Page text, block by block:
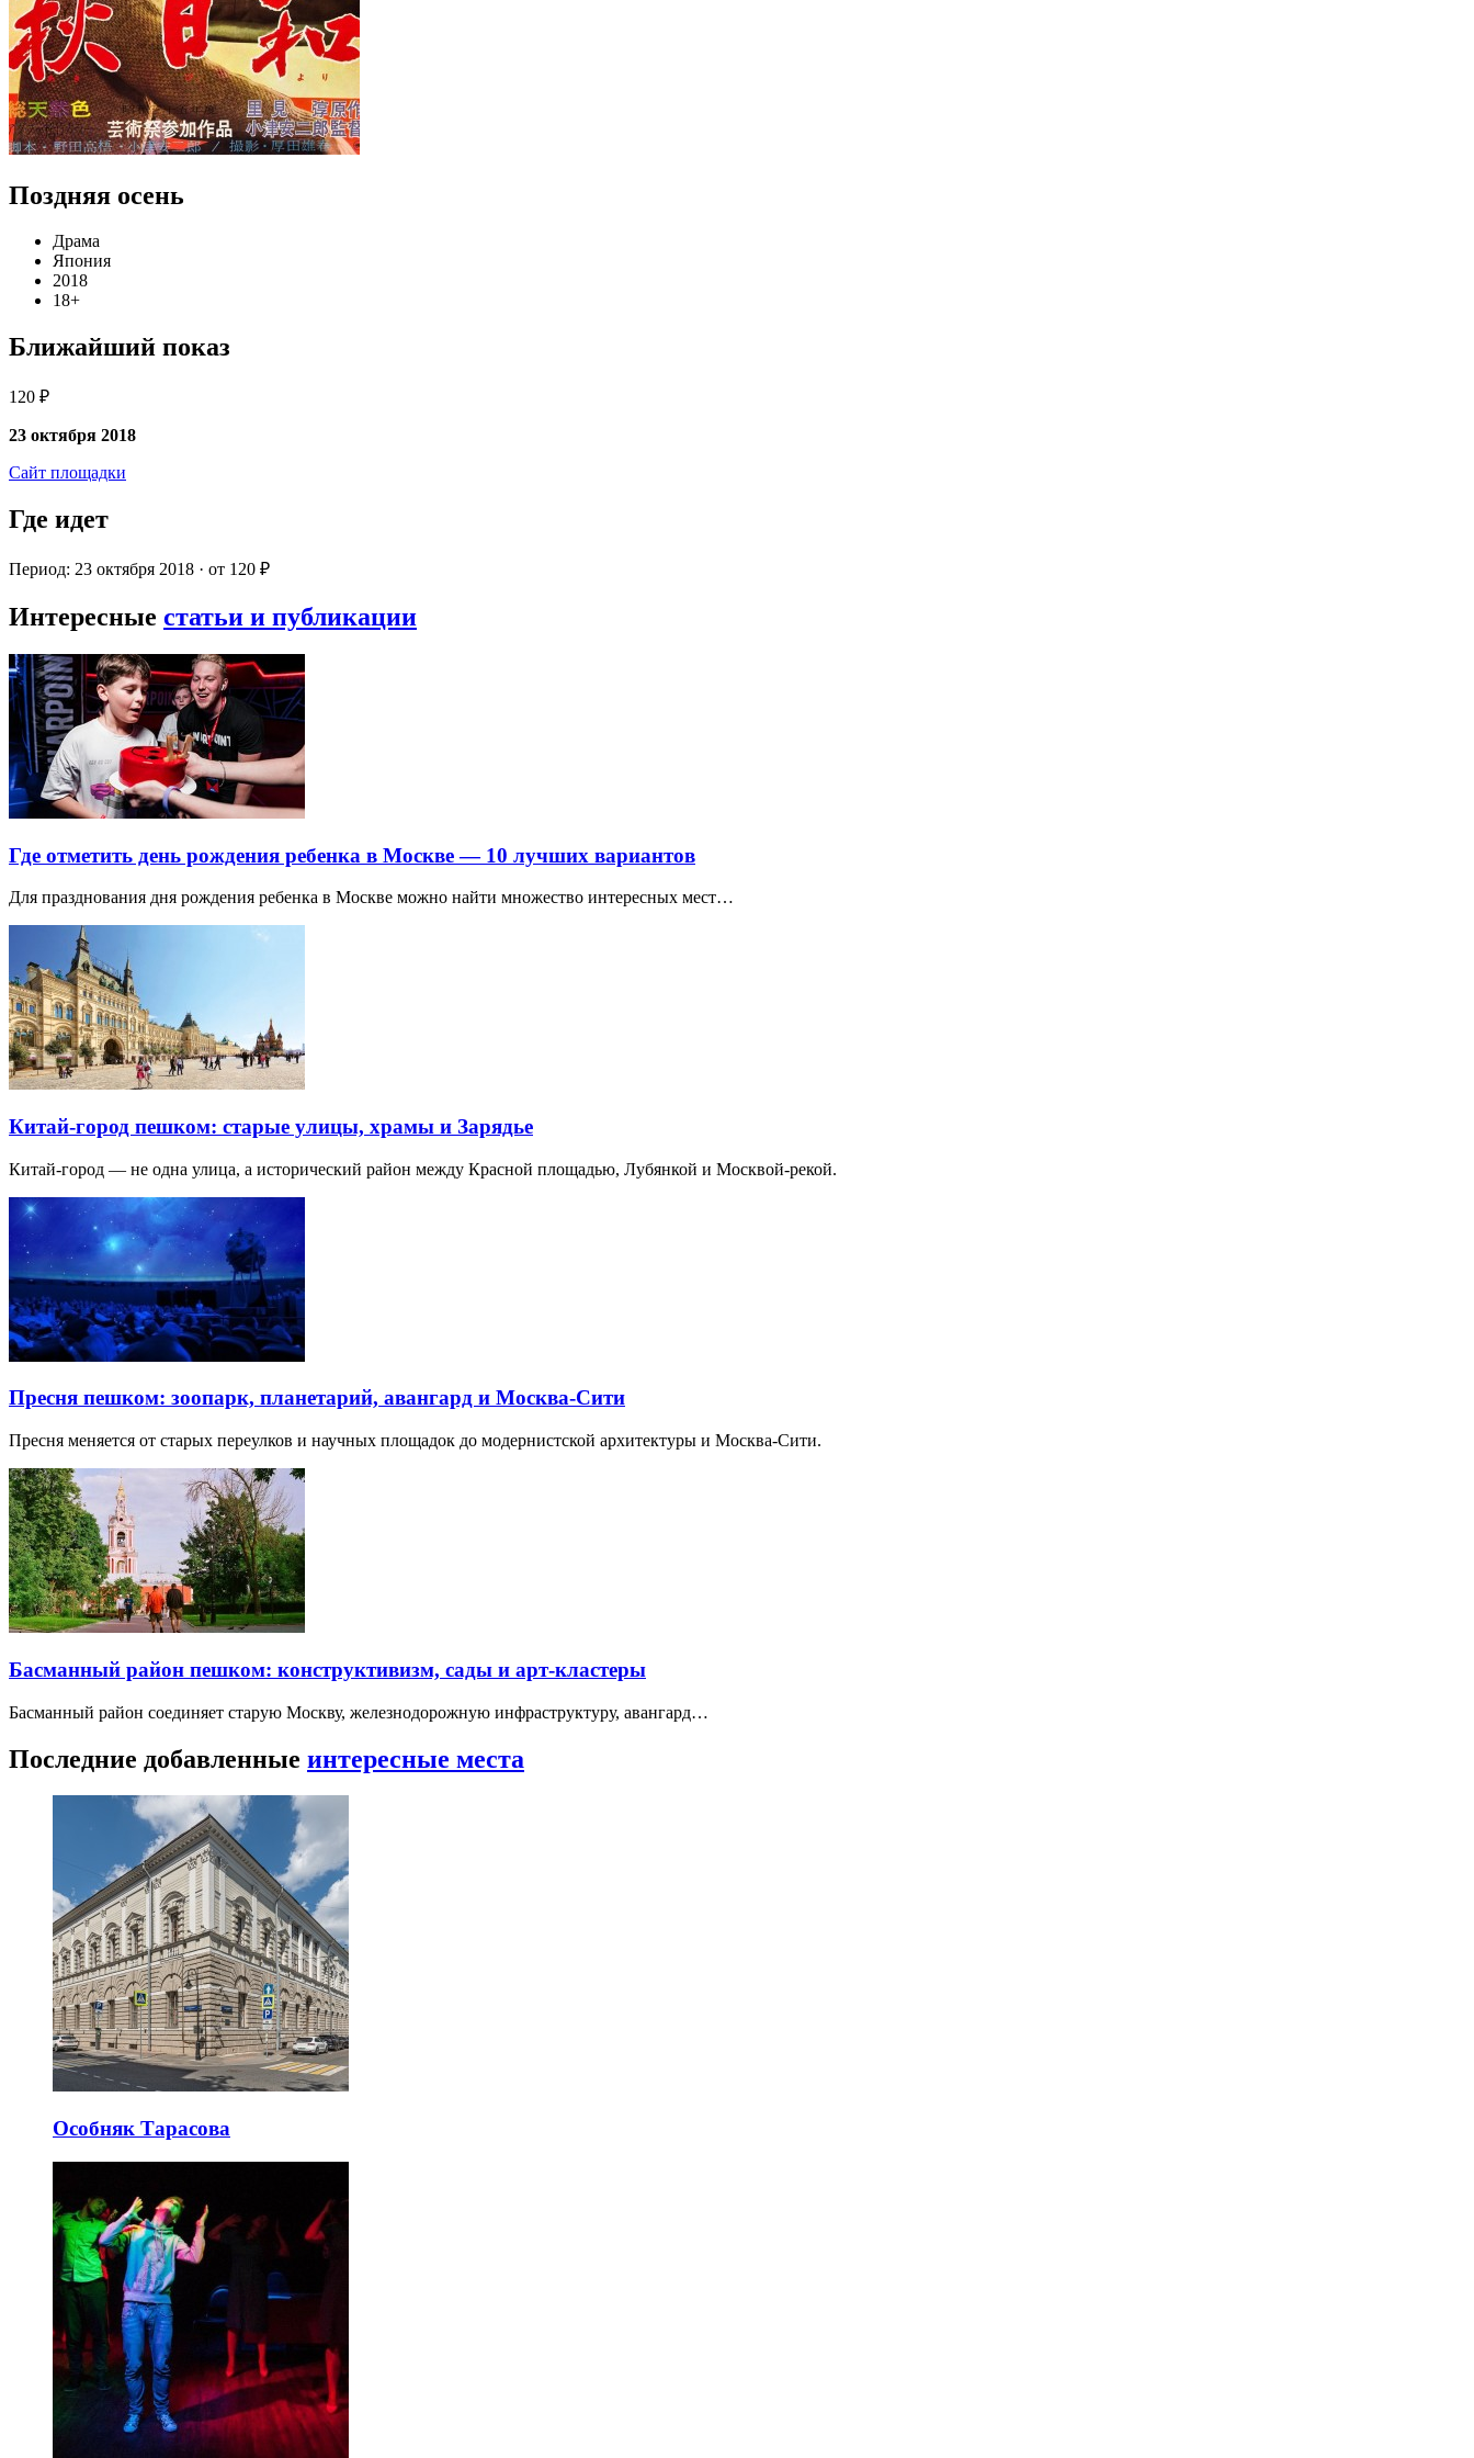
Поздняя осень
Драма
Япония
2018
18+
Ближайший показ
120 ₽
23 октября 2018
Сайт площадки
Где идет
Период: 23 октября 2018 · от 120 ₽
Интересные статьи и публикации
Где отметить день рождения ребенка в Москве — 10 лучших вариантов
Для празднования дня рождения ребенка в Москве можно найти множество интересных мест…
Китай-город пешком: старые улицы, храмы и Зарядье
Китай-город — не одна улица, а исторический район между Красной площадью, Лубянкой и Москвой-рекой.
Пресня пешком: зоопарк, планетарий, авангард и Москва-Сити
Пресня меняется от старых переулков и научных площадок до модернистской архитектуры и Москва-Сити.
Басманный район пешком: конструктивизм, сады и арт-кластеры
Басманный район соединяет старую Москву, железнодорожную инфраструктуру, авангард…
Последние добавленные интересные места
Особняк Тарасова